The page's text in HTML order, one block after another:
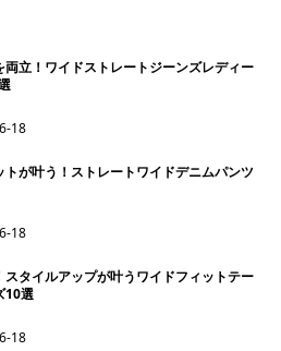
両立！ワイドストレートジーンズレディー
18
トが叶う！ストレートワイドデニムパンツ
18
スタイルアップが叶うワイドフィットテー
10選
18